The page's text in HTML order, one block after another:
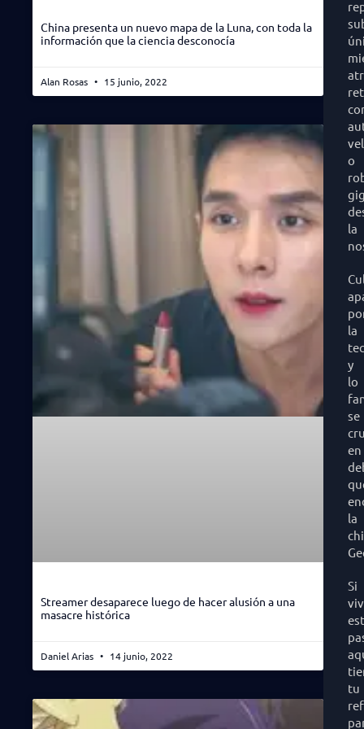
China presenta un nuevo mapa de la Luna, con toda la
información que la ciencia desconocía
Alan Rosas 15 junio, 2022
Streamer desaparece luego de hacer alusión a una
masacre histórica
Daniel Arias 14 junio, 2022
o
la
la
y
lo
se
en
la
Si
tu